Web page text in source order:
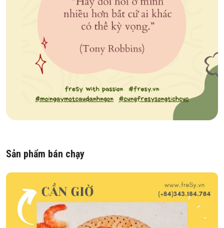
Sản phẩm bán chạy